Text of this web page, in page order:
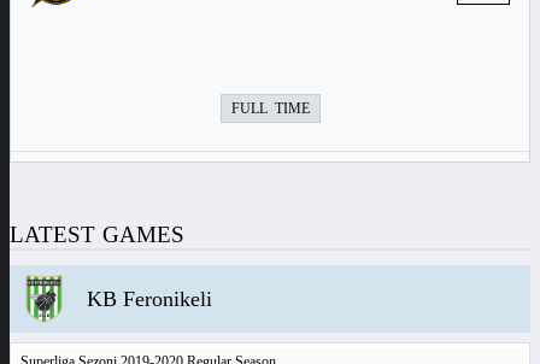
FULL TIME
LATEST GAMES
KB Feronikeli